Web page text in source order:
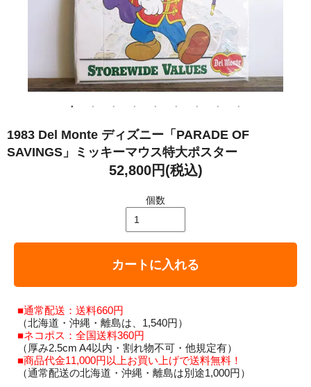
1983 Del Monte ディズニー「PARADE OF
SAVINGS」ミッキーマウス特大ポスター
52,800円(税込)
個数
カートに入れる
■通常配送：送料660円
（北海道・沖縄・離島は、1,540円）
■ネコポス：全国送料360円
（厚み2.5cm A4以内・割れ物不可・他規定有）
■商品代金11,000円以上お買い上げで送料無料！
（通常配送の北海道・沖縄・離島は別途1,000円）